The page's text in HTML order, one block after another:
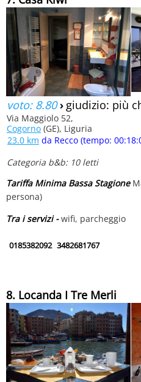
voto: 8.80› giudizio: più
Via Maggiolo 52,
Cogorno (GE), Liguria
23.0 km da Recco (tempo:
Categoria b&b: 10 letti
Tariffa Minima Bassa Stagione
persona)
Tra i servizi -wifi, parcheggio
0185382092 3482681767
8. Locanda I Tre Merli